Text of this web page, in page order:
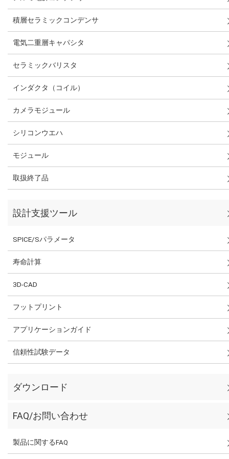
積層セラミックコンデンサ
電気二重層キャパシタ
セラミックバリスタ
インダクタ（コイル）
カメラモジュール
シリコンウエハ
モジュール
取扱終了品
設計支援ツール
SPICE/Sパラメータ
寿命計算
3D-CAD
フットプリント
アプリケーションガイド
信頼性試験データ
ダウンロード
FAQ/お問い合わせ
製品に関するFAQ